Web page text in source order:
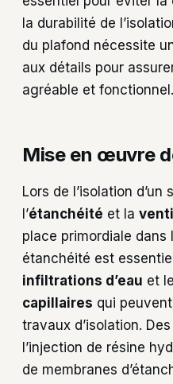
la durabilité de
du plafond nécessite
aux détails pour
agréable et fonctionnel.
Mise en œuvre
Lors de l’isolation
l’étanchéité et la
place primordiale dans
étanchéité est
infiltrations d’eau et
capillaires qui
travaux d’isolation.
l’injection de résine
de membranes